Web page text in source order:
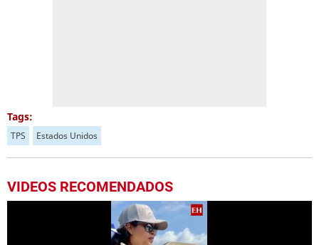
Tags:
TPS Estados Unidos
VIDEOS RECOMENDADOS